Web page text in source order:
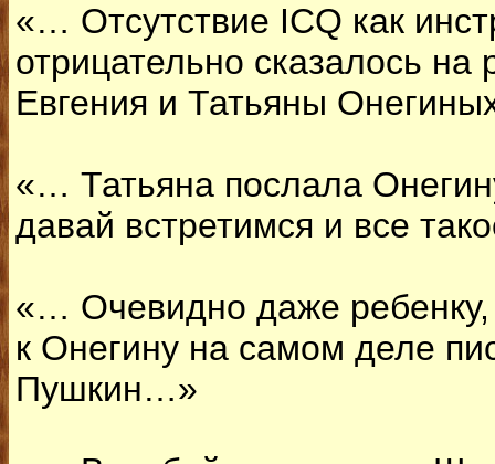
«… Отсутствие ICQ как
отрицательно сказалось на
Евгения и Татьяны
«… Татьяна послала
давай встретимся и все
«… Очевидно даже
к Онегину на самом деле
Пушкин…»